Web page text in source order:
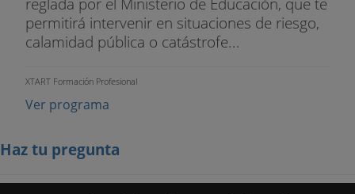
permitirá intervenir en situaciones de riesgo,
calamidad pública o catástrofe...
XTART Formación Profesional
Ver programa
Haz tu pregunta